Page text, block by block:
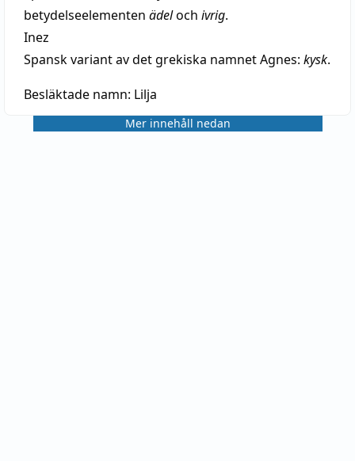
betydelseelementen ädeloch ivrig.
Inez
Spansk variant av det grekiska namnet Agnes: kysk.
Besläktade namn: Lilja
Mer innehåll nedan